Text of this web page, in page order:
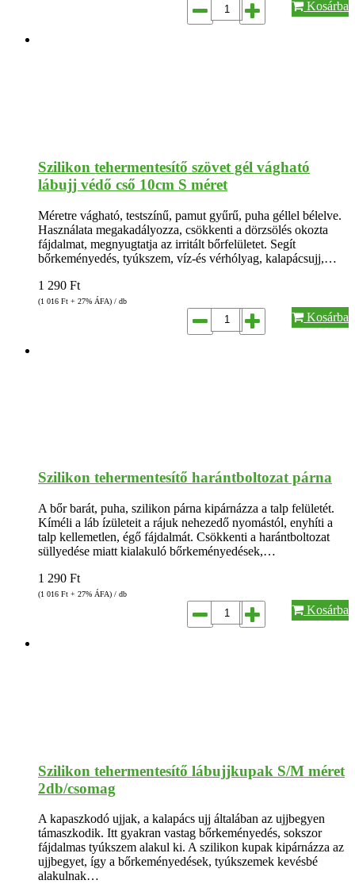
Kosárba
Szilikon tehermentesítő szövet gél vágható
lábujj védő cső 10cm S méret
Méretre vágható, testszínű, pamut gyűrű, puha géllel bélelve.
Használata megakadályozza, csökkenti a dörzsölés okozta
fájdalmat, megnyugtatja az irritált bőrfelületet. Segít
bőrkeményedés, tyúkszem, víz-és vérhólyag, kalapácsujj,…
1 290 Ft
(1 016 Ft + 27% ÁFA) / db
Kosárba
Szilikon tehermentesítő harántboltozat párna
A bőr barát, puha, szilikon párna kipárnázza a talp felületét.
Kíméli a láb ízületeit a rájuk nehezedő nyomástól, enyhíti a
talp kellemetlen, égő fájdalmát. Csökkenti a harántboltozat
süllyedése miatt kialakuló bőrkeményedések,…
1 290 Ft
(1 016 Ft + 27% ÁFA) / db
Kosárba
Szilikon tehermentesítő lábujjkupak S/M méret
2db/csomag
A kapaszkodó ujjak, a kalapács ujj általában az ujjbegyen
támaszkodik. Itt gyakran vastag bőrkeményedés, sokszor
fájdalmas tyúkszem alakul ki. A szilikon kupak kipárnázza az
ujjbegyet, így a bőrkeményedések, tyúkszemek kevésbé
alakulnak…